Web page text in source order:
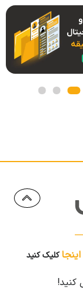
اینجاکلیک کنید
کنید!